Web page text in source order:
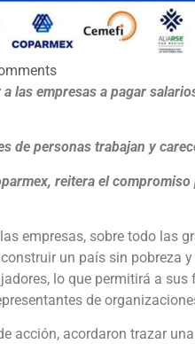
las empresas a pagar
de personas trabajan y
reitera el
empresas, sobre todo las
un país sin pobreza
lo que permitirá a
de
acción, acordaron trazar